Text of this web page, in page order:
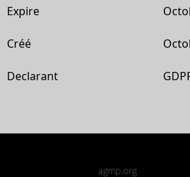
Expire
Créé
Declarant